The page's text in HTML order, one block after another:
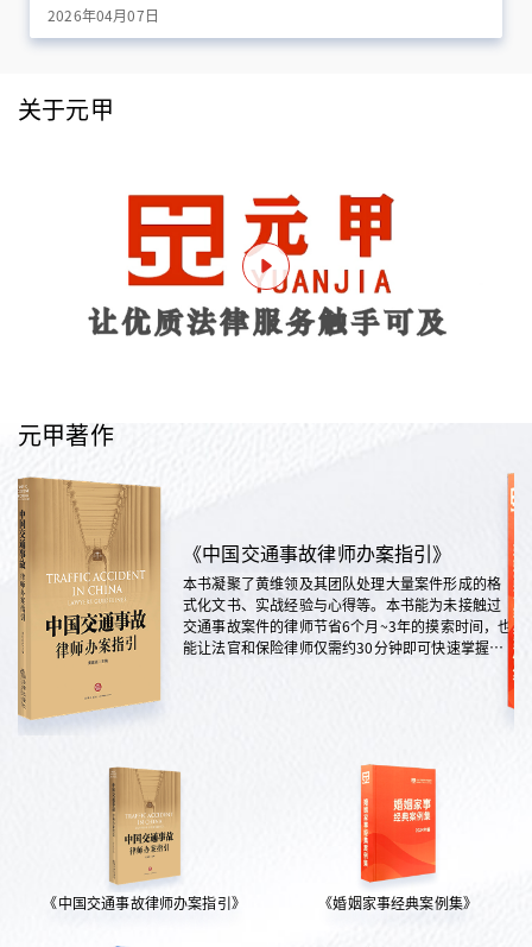
2026年04月07日
关于元甲
元甲著作
《中国交通事故律师办案指引》
本书凝聚了黄维领及其团队处理大量案件形成的格
式化文书、实战经验与心得等。本书能为未接触过
交通事故案件的律师节省6个月~3年的摸索时间，也
能让法官和保险律师仅需约30分钟即可快速掌握案
《中国交通事故律师办案指引》 《婚姻家事经典案例集》